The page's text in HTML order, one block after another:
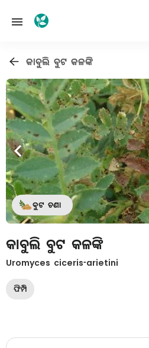
କାବୁଲି ବୁଟ କଳଙ୍କି
ବୁଟ ଚଣା
କାବୁଲି ବୁଟ କଳଙ୍କି
Uromyces ciceris-arietini
ଫିମ୍ପି